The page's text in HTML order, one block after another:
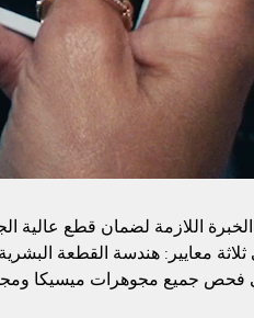
اللازمة لضمان قطع عالية
معايير: هندسة القطعة
فحص جميع مجوهرات ميسيكا